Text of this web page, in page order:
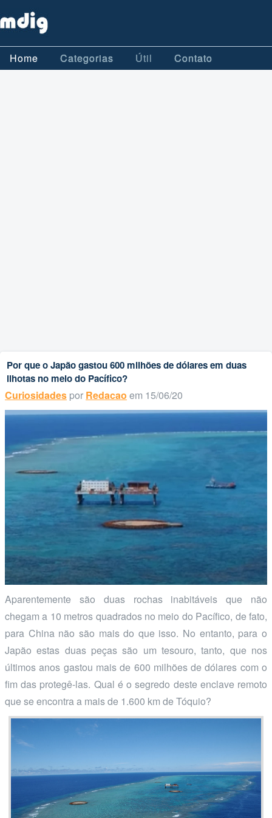
Home Categorias Útil Contato
Por que o Japão gastou 600 milhões de dólares em duas
ilhotas no meio do Pacífico?
Curiosidades por Redacao em 15/06/20
Aparentemente são duas rochas inabitáveis que não
chegam a 10 metros quadrados no meio do Pacífico, de fato,
para China não são mais do que isso. No entanto, para o
Japão estas duas peças são um tesouro, tanto, que nos
últimos anos gastou mais de 600 milhões de dólares com o
fim das protegê-las. Qual é o segredo deste enclave remoto
que se encontra a mais de 1.600 km de Tóquio?